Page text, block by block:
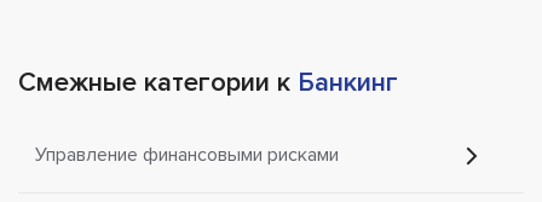
Смежные категории к Банкинг
Управление финансовыми рисками